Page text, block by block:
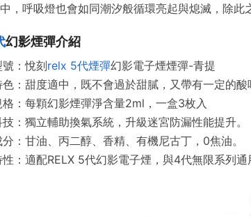
，呼吸燈也會如同潮汐般循環亮起與熄滅，除此
幻影煙彈介紹
：悅刻relx 5代煙彈幻影電子煙煙彈-青提
：甜度適中，既不會過於甜膩，又帶有一定的酸
格：每顆幻影煙彈淨含量2ml，一盒3枚入
：獨立輔助換氣系統，升級迷宮防漏性能提升。
：甘油、丙二醇、香精、有機尼古丁，0焦油。
：適配RELX 5代幻影電子煙，與4代無限系列通